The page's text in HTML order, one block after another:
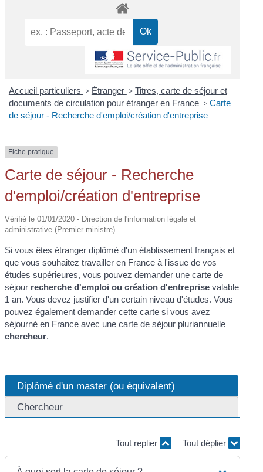
Accueil particuliers > Étranger > Titres, carte de séjour et
documents de circulation pour étranger en France > Carte
de séjour - Recherche d'emploi/création d'entreprise
Fiche pratique
Carte de séjour - Recherche
d'emploi/création d'entreprise
Vérifié le 01/01/2020 - Direction de l'information légale et
administrative (Premier ministre)
Si vous êtes étranger diplômé d'un établissement français et
que vous souhaitez travailler en France à l'issue de vos
études supérieures, vous pouvez demander une carte de
séjour recherche d'emploi ou création d'entreprise valable
1 an. Vous devez justifier d'un certain niveau d'études. Vous
pouvez également demander cette carte si vous avez
séjourné en France avec une carte de séjour pluriannuelle
chercheur.
Diplômé d'un master (ou équivalent)
Chercheur
Tout replier Tout déplier